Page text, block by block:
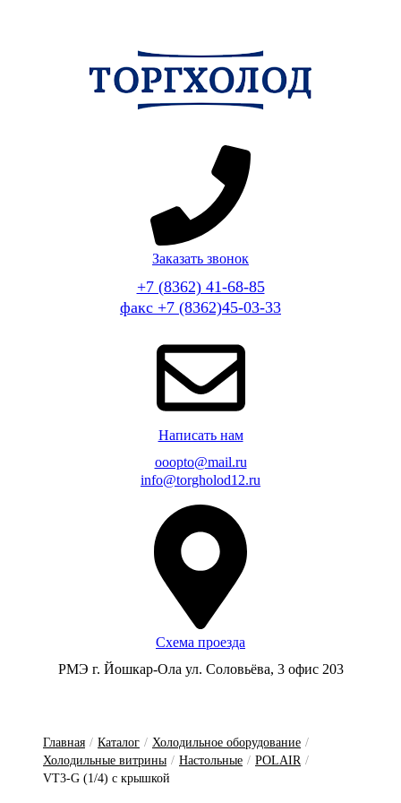
Заказать звонок
+7 (8362) 41-68-85
факс +7 (8362)45-03-33
Написать нам
ooopto@mail.ru
info@torgholod12.ru
Схема проезда
РМЭ г. Йошкар-Ола ул. Соловьёва, 3 офис 203
Главная / Каталог / Холодильное оборудование /
Холодильные витрины / Настольные / POLAIR /
VT3-G (1/4) с крышкой